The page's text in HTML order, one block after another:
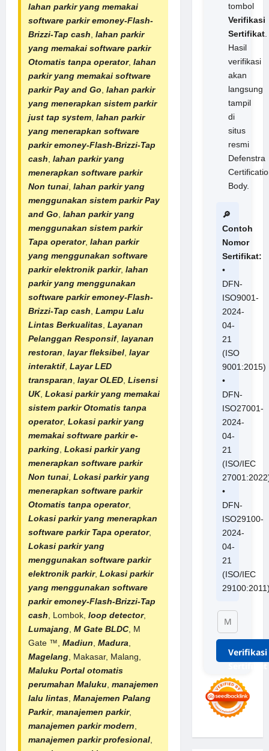
lahan parkir yang memakai
software parkiremoney-Flash-
Brizzi-Tap cash lahan parkir
yang memakai software parkir
Otomatis tanpa operator, lahan
parkir yang memakai software
parkir Pay and Go lahan parkir
yang menerapkan sistem parkir
just tap system lahan parkir
yang menerapkan software
parkir emoney-Flash-Brizzi-Tap
cash lahan parkir yang
menerapkan software parkir
Non tunai lahan parkir yang
menggunakan sistem parkir Pay
and Go lahan parkir yang
menggunakan sistem parkir
Tapa operator, lahan parkir
yang menggunakan software
parkir elektronik parkir, lahan
parkir yang menggunakan
software parkir emoney-Flash-
Brizzi-Tap cash Lampu Lalu
Lintas Berkualitas Layanan
Pelanggan Responsif, layanan
restoran layar fleksibel layar
interaktif, Layar LED
transparan layar OLED Lisensi
UK, Lokasi parkir yang memakai
sistem parkir Otomatis tanpa
operator, Lokasi parkir yang
memakai software parkir e-
parking Lokasi parkir yang
menerapkan software parkir
Non tunai Lokasi parkir yang
menerapkan software parkir
Otomatis tanpa operator,
Lokasi parkir yang menerapkan
software parkir Tapa operator,
Lokasi parkir yang
menggunakan software parkir
elektronik parkir, Lokasi parkir
yang menggunakan software
parkir emoney-Flash-Brizzi-Tap
cash , Lombok, loop detector,
Lumajang M Gate BLDC , M
Gate ™, Madiun Madura
Magelang , Makasar, Malang,
Maluku Portal otomatis
perumahan Maluku manajemen
lalu lintas Manajemen Palang
Parkir, manajemen parkir,
manajemen parkir modern
manajemen parkir profesional
tombol
Verifikasi
Sertifikat.
Hasil
verifikasi
akan
langsung
tampil
di
situs
resmi
Defenstra
Body.
🔎
Contoh
Nomor
Sertifikat:
•
DFN-
ISO9001-
2024-
04-
21
(ISO
9001:2015)
•
DFN-
ISO27001-
2024-
04-
21
(ISO/IEC
•
DFN-
ISO29100-
2024-
04-
21
(ISO/IEC
Verifikasi
Sertifikat